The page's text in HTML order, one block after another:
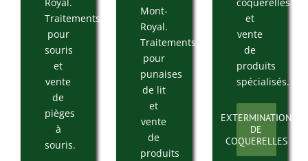
Traitements
pour
souris
et
vente
de
pièges
à
souris.
Mont-
Royal.
Traitements
pour
punaises
de lit
et
vente
de
produits
et
vente
de
produits
spécialisés.
EXTERMINATION
DE
COQUERELLES